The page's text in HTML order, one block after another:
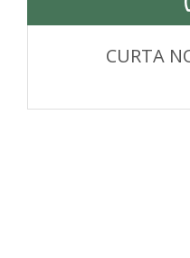
CURTA